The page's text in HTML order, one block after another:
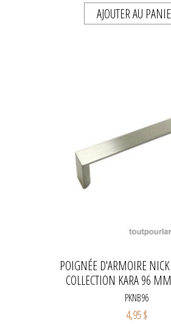
AJOUTER AU
POIGNÉE D'ARMOIRE
COLLECTION KARA 96
PKNB96
4,95 $